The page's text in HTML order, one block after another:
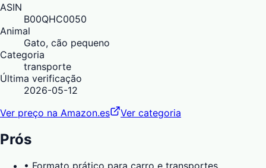
ASIN
B00QHC0050
Animal
Gato, cão pequeno
Categoria
transporte
Última verificação
2026-05-12
Ver preço na Amazon.es
Ver categoria
Prós
• Formato prático para carro e transportes